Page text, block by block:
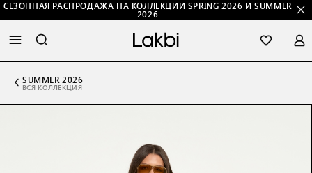
СЕЗОННАЯ РАСПРОДАЖА НА КОЛЛЕКЦИИ SPRING 2026 И SUMMER
2026
SUMMER 2026
ВСЯ КОЛЛЕКЦИЯ